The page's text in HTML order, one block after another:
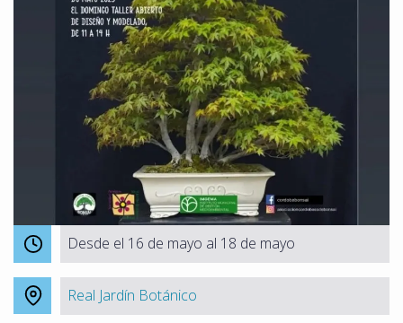
Desde el 16 de mayo al 18 de mayo
Real Jardín Botánico